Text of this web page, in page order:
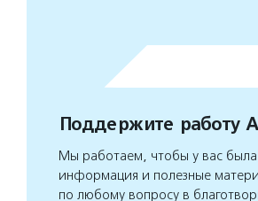
Поддержите работу
Мы работаем, чтобы у вас была
информация и полезные
по любому вопросу в